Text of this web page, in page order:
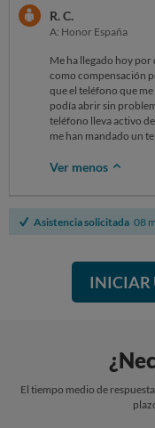
recibieron el teléfono
y más cuando el
teléfono, si no le llegó
conmigo?. He puesto
reclamación a
Abril honor se pone
inconvenientes un
en su página, me llega
noticias del teléfono
nada porque el caso
eso para que retire la
R. C.
A: Honor España
Me ha llegado hoy
como compensación
que el teléfono que
podía abrir sin
teléfono lleva activo
me han mandado un
Ver menos
Asistencia solicitada 08
INICIAR
El tiempo medio de